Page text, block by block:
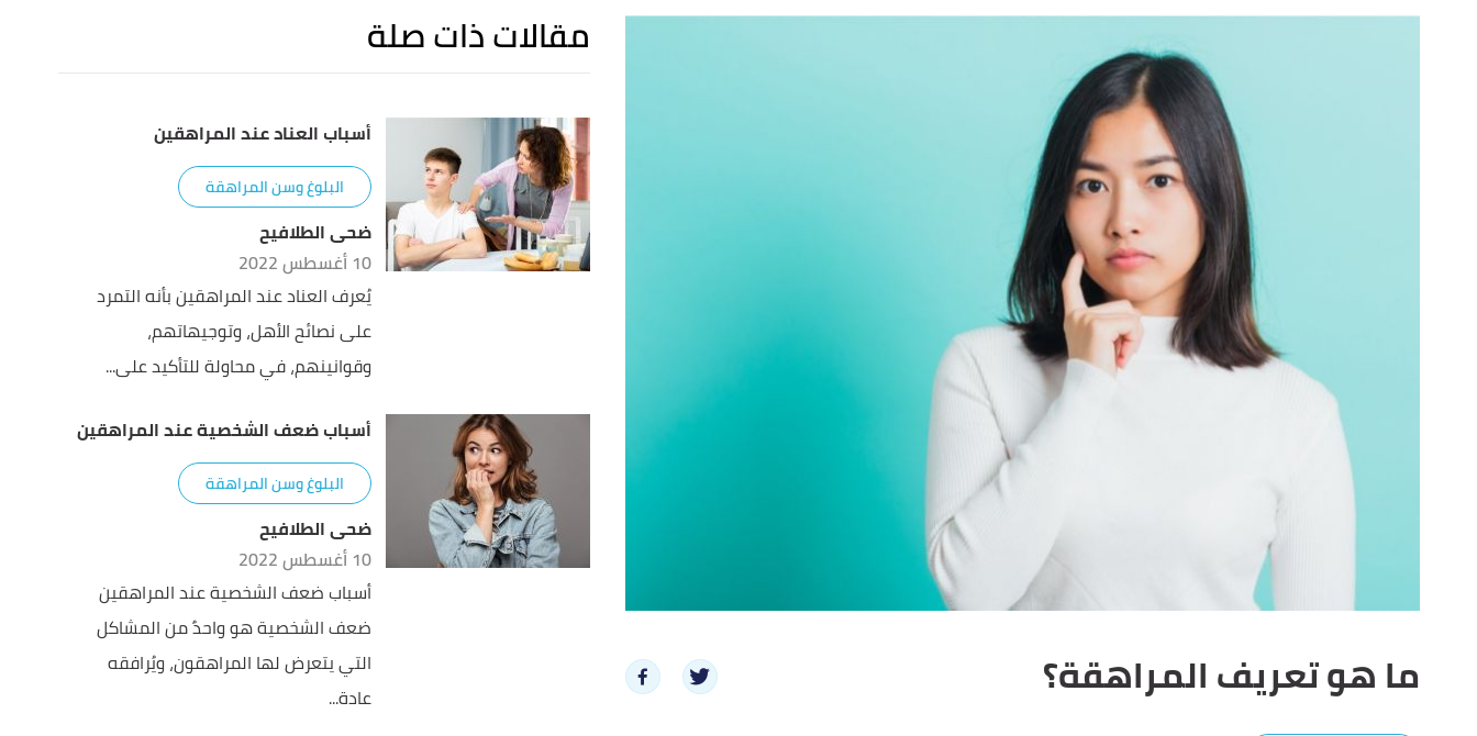
ما هو تعريف المراهقة؟
مقالات ذات صلة
أسباب العناد عند المراهقين
البلوغ وسن المراهقة
ضحى الطلافيح
10 أغسطس 2022
يُعرف العناد عند المراهقين بأنه التمرد
على نصائح الأهل، وتوجيهاتهم،
وقوانينهم، في محاولة للتأكيد على...
أسباب ضعف الشخصية عند المراهقين
البلوغ وسن المراهقة
ضحى الطلافيح
10 أغسطس 2022
أسباب ضعف الشخصية عند المراهقين
ضعف الشخصية هو واحدٌ من المشاكل
التي يتعرض لها المراهقون، ويُرافقه
عادة...